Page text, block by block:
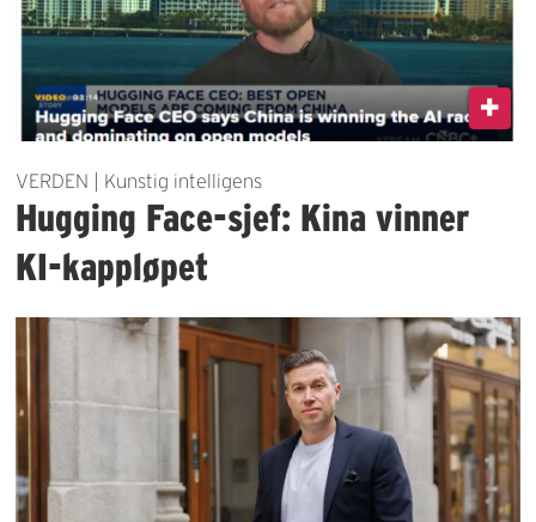
VERDEN | Kunstig intelligens
Hugging Face-sjef: Kina vinner
KI-kappløpet